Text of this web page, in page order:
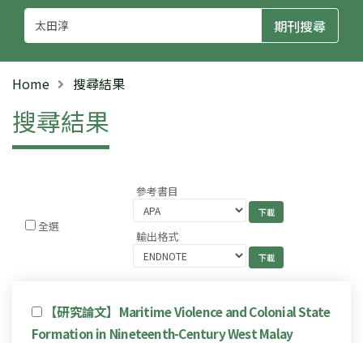
Home 搜尋結果
搜尋結果
全選
參考書目
輸出格式
【研究論文】Maritime Violence and Colonial State
Formation in Nineteenth-Century West Malay